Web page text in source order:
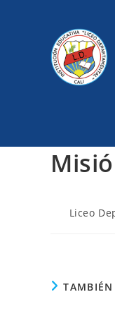
AutorLiceo
TAMBIÉN